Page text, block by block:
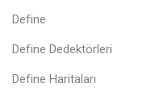
Define
Define Dedektörleri
Define Haritaları